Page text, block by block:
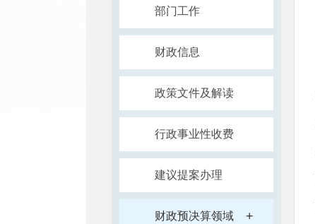
部门工作
财政信息
政策文件及解读
行政事业性收费
建议提案办理
财政预决算领域 +